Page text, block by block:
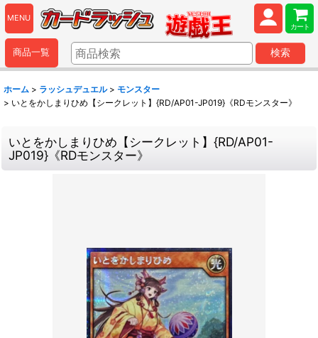
MENU
カート
商品一覧 検索
ホーム > ラッシュデュエル > モンスター
> いとをかしまりひめ【シークレット】{RD/AP01-JP019}《RDモンスター》
いとをかしまりひめ【シークレット】{RD/AP01-
JP019}《RDモンスター》